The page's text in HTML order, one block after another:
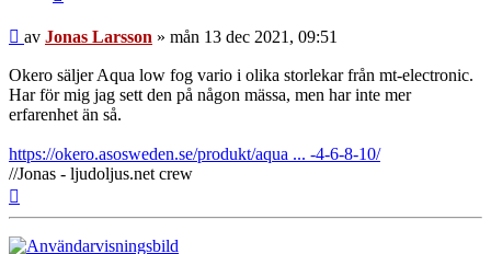
Inlägg
av Jonas Larsson » mån 13 dec 2021, 09:51
Okero säljer Aqua low fog vario i olika storlekar från mt-electronic.
Har för mig jag sett den på någon mässa, men har inte mer
erfarenhet än så.
https://okero.asosweden.se/produkt/aqua ... -4-6-8-10/
//Jonas - ljudoljus.net crew